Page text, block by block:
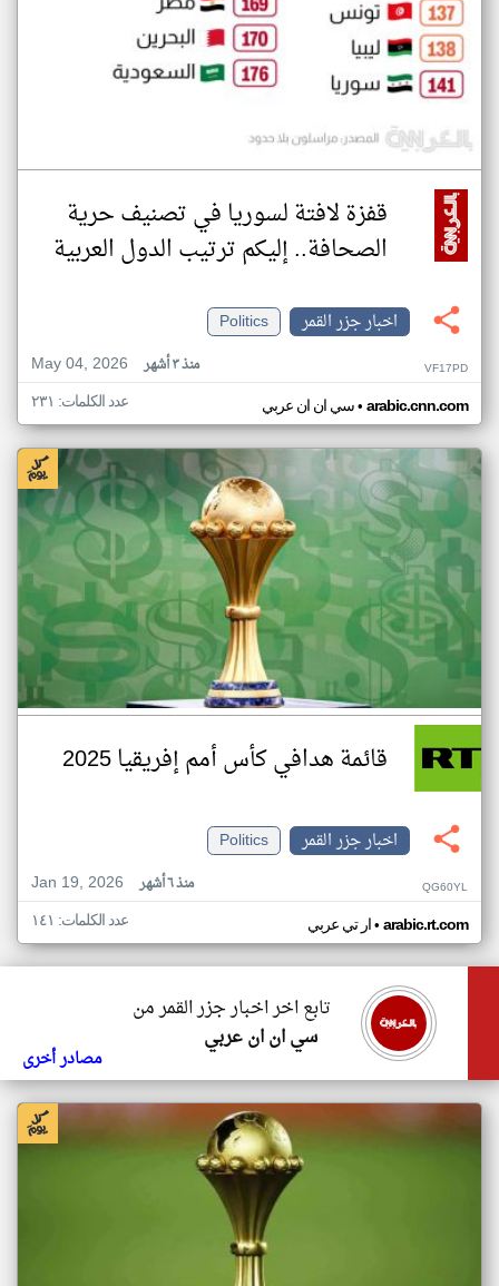
قفزة لافتة لسوريا في تصنيف حرية
الصحافة.. إليكم ترتيب الدول العربية
اخبار جزر القمر
Politics
May 04, 2026
منذ ٣ أشهر VF17PD
سي ان ان عربي• arabic.cnn.com عدد الكلمات: ٢٣١
قائمة هدافي كأس أمم إفريقيا 2025
اخبار جزر القمر
Politics
Jan 19, 2026
منذ ٦ أشهر QG60YL
ار تي عربي• arabic.rt.com عدد الكلمات: ١٤١
تابع اخر اخبار جزر القمر من
سي ان ان عربي
مصادر أخرى